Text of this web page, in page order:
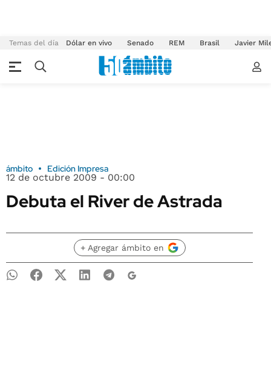
Temas del día Dólar en vivo Senado REM Brasil Javier
ámbito Edición Impresa
12 de octubre 2009 - 00:00
Debuta el River de Astrada
+ Agregar ámbito en